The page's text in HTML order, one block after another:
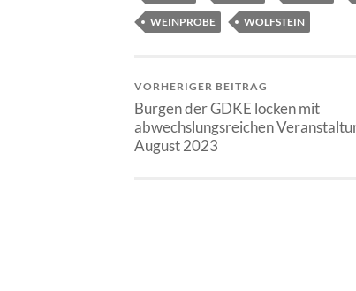
WEINPROBE WOLFSTEIN
VORHERIGER BEITRAG
Burgen der GDKE locken mit
abwechslungsreichen
August 2023